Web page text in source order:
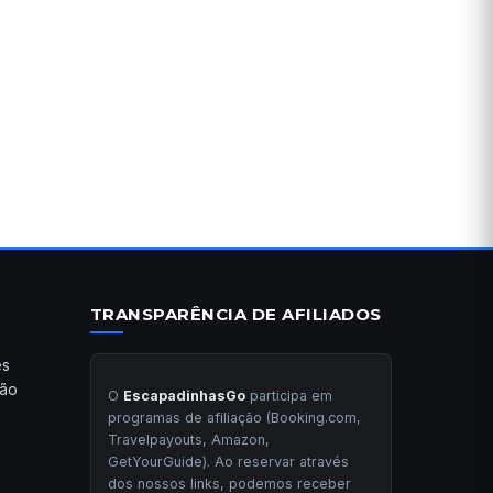
TRANSPARÊNCIA DE AFILIADOS
O EscapadinhasGoparticipa em
programas de afiliação (Booking.com,
Travelpayouts, Amazon,
GetYourGuide). Ao reservar através
dos nossos links, podemos receber